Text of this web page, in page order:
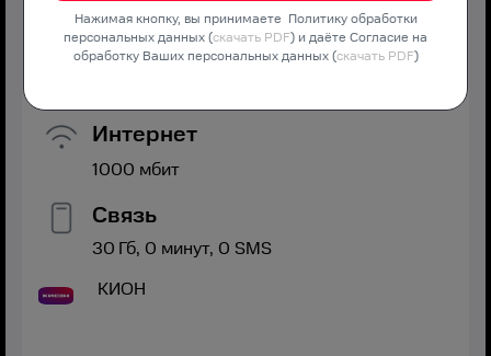
Оптимальная скорость без переплат и дополнительных
Интернет
1000 мбит
Связь
30 Гб, 0 минут, 0 SMS
КИОН
Нажимая кнопку, вы принимаете Политику обработки
персональных данных (скачать PDF) и даёте Согласие на
обработку Ваших персональных данных (скачать PDF)